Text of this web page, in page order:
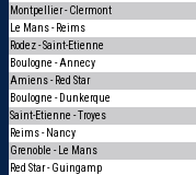
Montpellier - Clermont
Le Mans - Reims
Rodez - Saint-Etienne
Boulogne - Annecy
Amiens - Red Star
Boulogne - Dunkerque
Saint-Etienne - Troyes
Reims - Nancy
Grenoble - Le Mans
Red Star - Guingamp